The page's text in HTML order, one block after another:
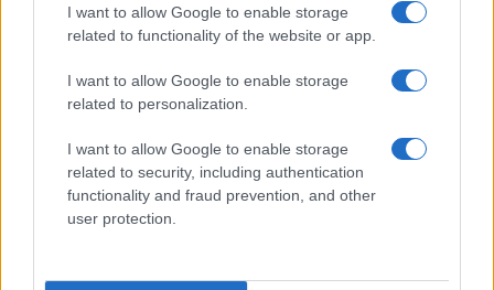
I want to allow Google to enable storage
related to functionality of the website or app.
I want to allow Google to enable storage
related to personalization.
I want to allow Google to enable storage
related to security, including authentication
functionality and fraud prevention, and other
user protection.
Riso pilaf: tecnica di tostatura, rapporto liquidi e
cottura a assorbimento
Mortaio e macina per curry perfetto: aromi, materiali e
conservazione
Strumenti essenziali per la pulizia professionale nel
2026